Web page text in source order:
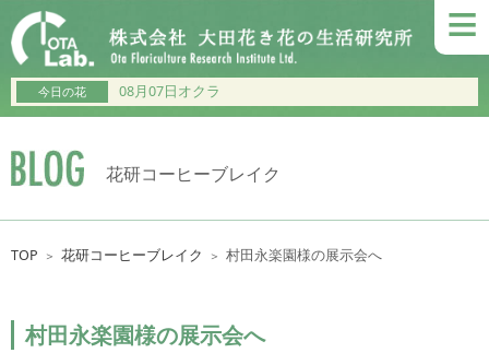
≡
今日の花 08月07日オクラ
花研コーヒーブレイク
TOP ＞ 花研コーヒーブレイク ＞ 村田永楽園様の展示会へ
村田永楽園様の展示会へ